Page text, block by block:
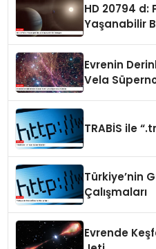
HD 20794
Yaşanabilir
Evrenin
Vela
TRABİS ile
Türkiye’nin
Çalışmaları
Evrende